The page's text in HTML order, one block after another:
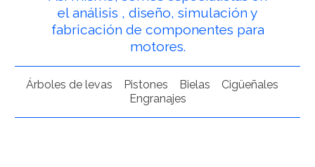
el análisis , diseño, simulación y
fabricación de componentes para
motores.
Árboles de levas Pistones Bielas
Cigüeñales
Engranajes